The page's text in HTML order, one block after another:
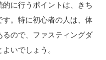
に行うポイントは、きち
す。特に初心者の人は、体
ので、ファスティングダ
いでしょう。